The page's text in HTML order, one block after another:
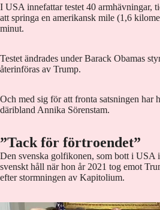
I USA innefattar testet 40 armhävningar,
att springa en amerikansk mile (1,6
minut.
Testet ändrades under Barack Obamas
återinföras av Trump.
Och med sig för att fronta satsningen har
däribland Annika Sörenstam.
”Tack för förtroendet”
Den svenska golfikonen, som bott i USA
svenskt håll när hon år 2021 tog emot
efter stormningen av Kapitolium.